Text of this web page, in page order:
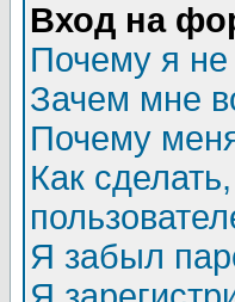
Вход на
Почему я не
Зачем мне
Почему
Как
Я забыл